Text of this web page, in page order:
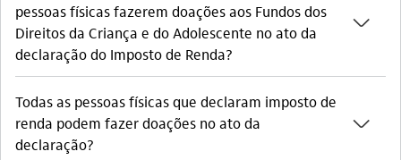
pessoas físicas fazerem doações aos Fundos dos
Direitos da Criança e do Adolescente no ato da
declaração do Imposto de Renda?
seta_baixo
Todas as pessoas físicas que declaram imposto de
renda podem fazer doações no ato da
declaração?
seta_baixo